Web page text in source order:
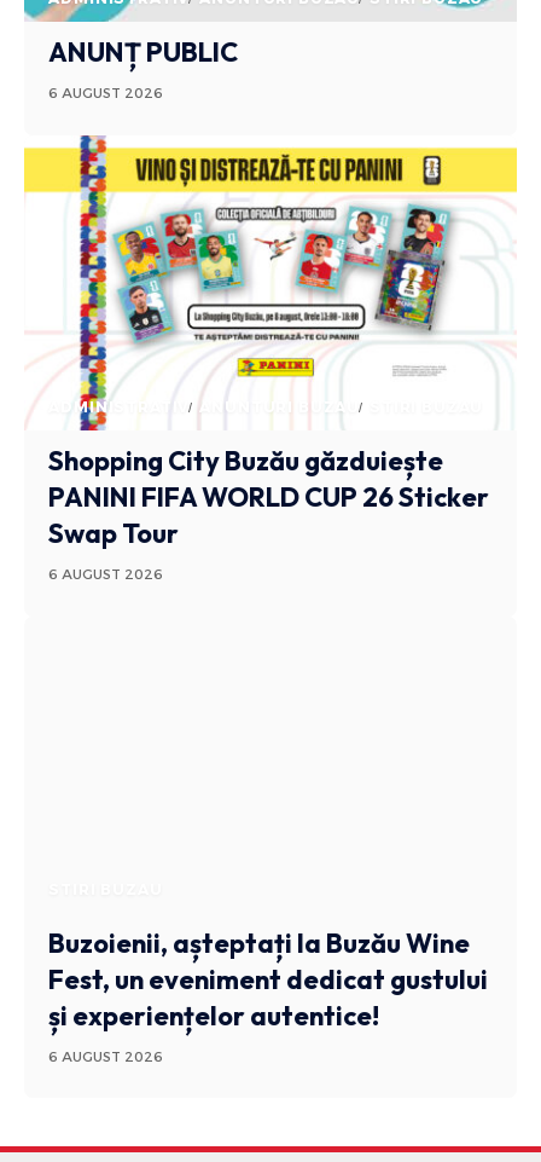
ANUNȚ PUBLIC
6 AUGUST 2026
ADMINISTRATIV ANUNTURI BUZAU
Shopping City Buzău găzduiește
PANINI FIFA WORLD CUP 26 Sticker
Swap Tour
6 AUGUST 2026
Buzoienii, așteptați la Buzău Wine
Fest, un eveniment dedicat gustului
și experiențelor autentice!
6 AUGUST 2026